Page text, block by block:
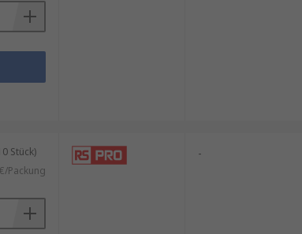
Sie werden häufig
durch
Abzweig-
Stück)
Packung
-